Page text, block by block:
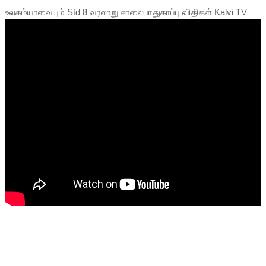
உலகம்யாவையும் Std 8 வரலாறு சாலைபாதுகாப்பு விதிகள் Kalvi TV